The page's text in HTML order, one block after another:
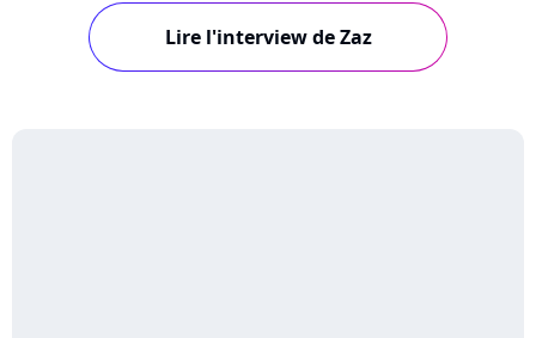
cheminement personnel, les critiques ou
encore notre impuissance face à la guerre dans
Lire l'interview de Zaz